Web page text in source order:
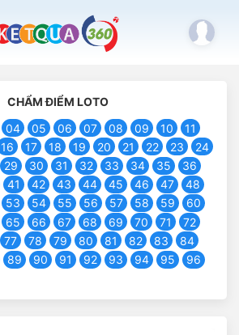
CHẨM ĐIỂM LOTO
04 05 06 07 08 09 10
11
16 17 18 19 20 21 22 23
24
29 30 31 32 33 34 35
36
41 42 43 44 45 46 47
48
53 54 55 56 57 58 59
60
65 66 67 68 69 70 71
72
77 78 79 80 81 82 83
84
89 90 91 92 93 94 95
96